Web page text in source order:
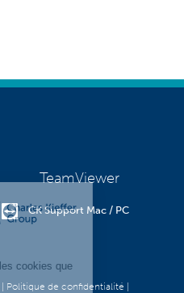
TeamViewer
CK Support Mac / PC
| Politique de confidentialité |